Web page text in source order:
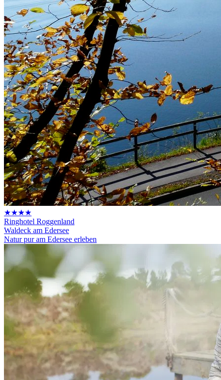
★★★★
Ringhotel Roggenland
Waldeck am Edersee
Natur pur am Edersee erleben